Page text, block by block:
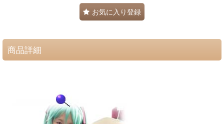
お気に入り登録
商品詳細